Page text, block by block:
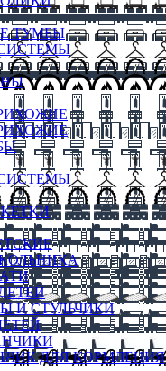
ТУМБЫ
И СТУЛЬЧИКИ
ДЛЯ КОРМЛЕНИЯ